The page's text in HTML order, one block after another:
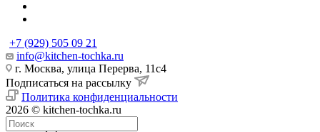
+7 (929) 505 09 21
info@kitchen-tochka.ru
г. Москва, улица Перерва, 11с4
Подписаться на рассылку
Политика конфиденциальности
2026 © kitchen-tochka.ru